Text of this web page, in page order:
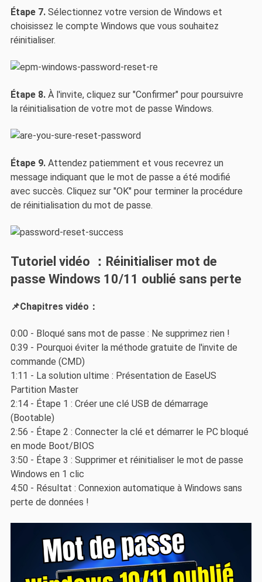
Étape 7.Sélectionnez votre version de Windows et
choisissez le compte Windows que vous souhaitez
réinitialiser.
Étape 8.À l'invite, cliquez sur "Confirmer" pour poursuivre
la réinitialisation de votre mot de passe Windows.
Étape 9. Attendez patiemment et vous recevrez un
message indiquant que le mot de passe a été modifié
avec succès. Cliquez sur "OK" pour terminer la procédure
de réinitialisation du mot de passe.
Tutoriel vidéo ：Réinitialiser mot de
passe Windows 10/11 oublié sans perte
📌Chapitres vidéo：
0:00 - Bloqué sans mot de passe : Ne supprimez rien !
0:39 - Pourquoi éviter la méthode gratuite de l'invite de
commande (CMD)
1:11 - La solution ultime : Présentation de EaseUS
Partition Master
2:14 - Étape 1 : Créer une clé USB de démarrage
(Bootable)
2:56 - Étape 2 : Connecter la clé et démarrer le PC bloqué
en mode Boot/BIOS
3:50 - Étape 3 : Supprimer et réinitialiser le mot de passe
Windows en 1 clic
4:50 - Résultat : Connexion automatique à Windows sans
perte de données !